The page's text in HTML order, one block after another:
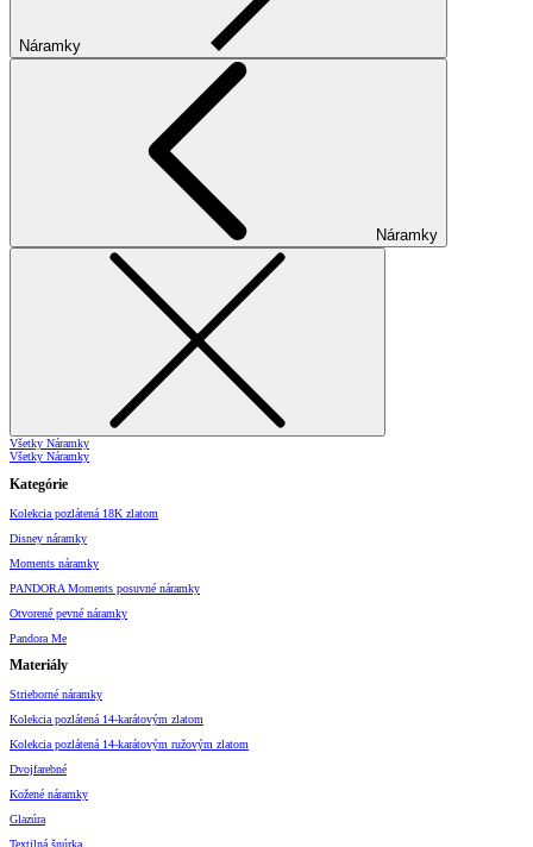
Náramky
Náramky
Všetky Náramky
Všetky Náramky
Kategórie
Kolekcia pozlátená 18K zlatom
Disney náramky
Moments náramky
PANDORA Moments posuvné náramky
Otvorené pevné náramky
Pandora Me
Materiály
Strieborné náramky
Kolekcia pozlátená 14-karátovým zlatom
Kolekcia pozlátená 14-karátovým ružovým zlatom
Dvojfarebné
Kožené náramky
Glazúra
Textilná šnúrka